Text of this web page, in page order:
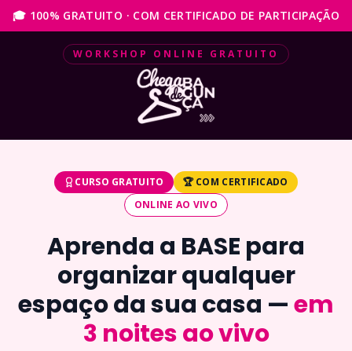
🎓 100% GRATUITO · COM CERTIFICADO DE PARTICIPAÇÃO
WORKSHOP ONLINE GRATUITO
CURSO GRATUITO
🏆 COM CERTIFICADO
ONLINE AO VIVO
Aprenda a BASE para
organizar qualquer
espaço da sua casa —em
3 noites ao vivo